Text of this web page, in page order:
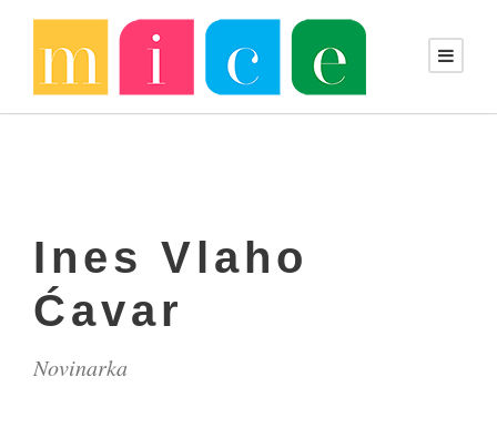
Ines Vlaho
Ćavar
Novinarka